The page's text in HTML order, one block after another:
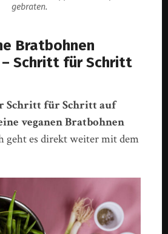
gebraten.
Bratbohnen
Schritt für Schritt
Schritt für Schritt auf
veganen Bratbohnen
geht es direkt weiter mit dem